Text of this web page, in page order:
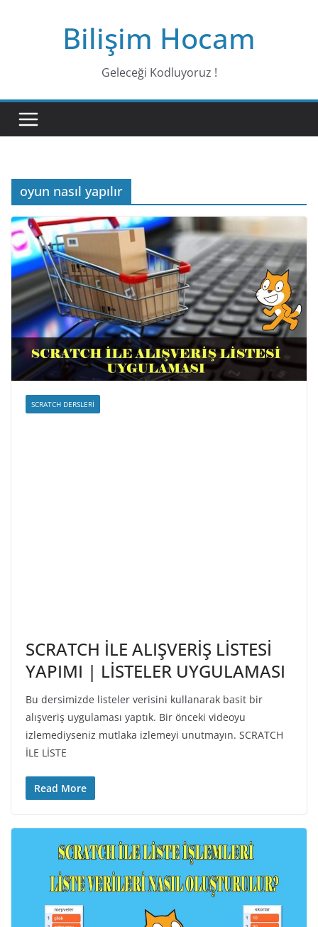
Bilişim Hocam
Geleceği Kodluyoruz !
oyun nasıl yapılır
SCRATCH DERSLERI
SCRATCH İLE ALIŞVERİŞ LİSTESİ
YAPIMI | LİSTELER UYGULAMASI
Bu dersimizde listeler verisini kullanarak basit bir
alışveriş uygulaması yaptık. Bir önceki videoyu
izlemediyseniz mutlaka izlemeyi unutmayın. SCRATCH
İLE LİSTE
Read More